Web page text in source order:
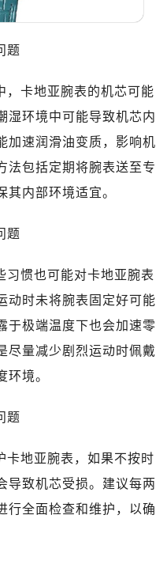
题
，卡地亚腕表的机芯可能
湿环境中可能导致机芯内
加速润滑油变质，影响机
法包括定期将腕表送至专
其内部环境适宜。
题
习惯也可能对卡地亚腕表
动时未将腕表固定好可能
于极端温度下也会加速零
尽量减少剧烈运动时佩戴
环境。
题
卡地亚腕表，如果不按时
导致机芯受损。建议每两
行全面检查和维护，以确